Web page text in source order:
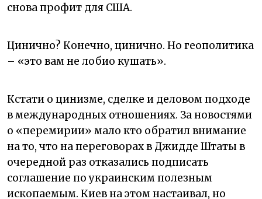
снова профит для США.
Цинично? Конечно, цинично. Но геополитика
– «это вам не лобио кушать».
Кстати о цинизме, сделке и деловом подходе
в международных отношениях. За новостями
о «перемирии» мало кто обратил внимание
на то, что на переговорах в Джидде Штаты в
очередной раз отказались подписать
соглашение по украинским полезным
ископаемым. Киев на этом настаивал, но